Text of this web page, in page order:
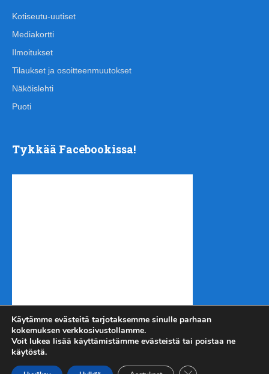
Kotiseutu-uutiset
Mediakortti
Ilmoitukset
Tilaukset ja osoitteenmuutokset
Näköislehti
Puoti
Tykkää Facebookissa!
Käytämme evästeitä tarjotaksemme sinulle parhaan
kokemuksen verkkosivustollamme.
Voit lukea lisää käyttämistämme evästeistä tai poistaa ne
käytöstä.